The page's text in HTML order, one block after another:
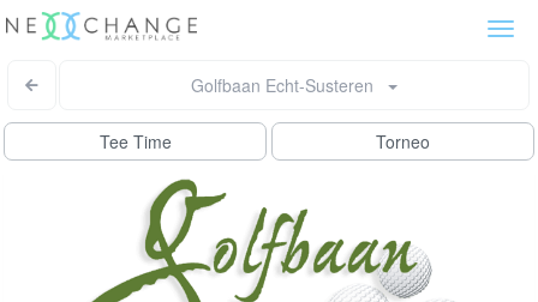
Golfbaan Echt-Susteren
Tee Time Torneo